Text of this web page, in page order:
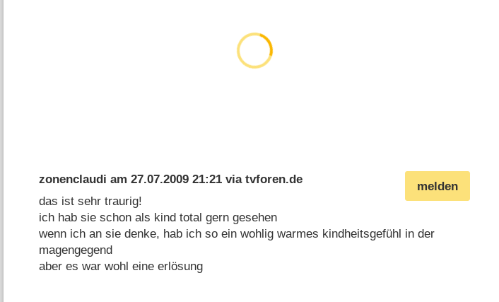
melden
zonenclaudi am 27.07.2009 21:21via tvforen.de
das ist sehr traurig!
ich hab sie schon als kind total gern gesehen
wenn ich an sie denke, hab ich so ein wohlig warmes kindheitsgefühl in der
magengegend
aber es war wohl eine erlösung